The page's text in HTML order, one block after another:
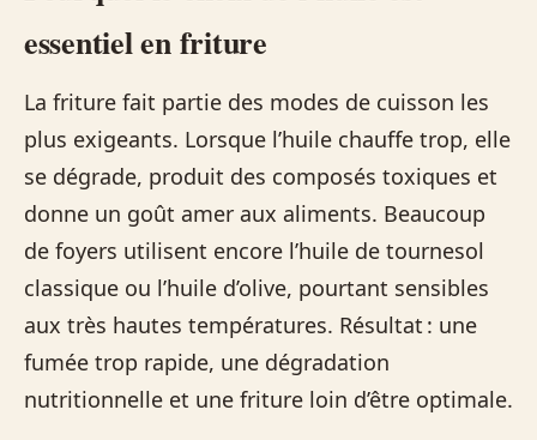
essentiel en friture
La friture fait partie des modes de cuisson les
plus exigeants. Lorsque l’huile chauffe trop, elle
se dégrade, produit des composés toxiques et
donne un goût amer aux aliments. Beaucoup
de foyers utilisent encore l’huile de tournesol
classique ou l’huile d’olive, pourtant sensibles
aux très hautes températures. Résultat : une
fumée trop rapide, une dégradation
nutritionnelle et une friture loin d’être optimale.